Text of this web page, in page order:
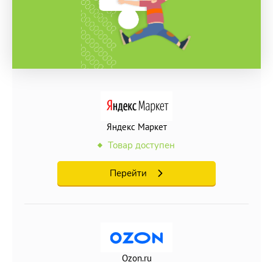
Яндекс Маркет
Товар доступен
Перейти
Ozon.ru